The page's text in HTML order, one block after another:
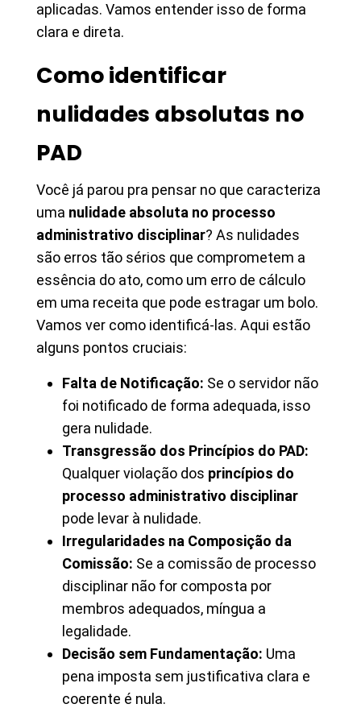
aplicadas. Vamos entender isso de forma
clara e direta.
Como identificar
nulidades absolutas no
PAD
Você já parou pra pensar no que caracteriza
uma nulidade absoluta no processo
administrativo disciplinar? As nulidades
são erros tão sérios que comprometem a
essência do ato, como um erro de cálculo
em uma receita que pode estragar um bolo.
Vamos ver como identificá-las. Aqui estão
alguns pontos cruciais:
Falta de Notificação: Se o servidor não
foi notificado de forma adequada, isso
gera nulidade.
Transgressão dos Princípios do PAD:
Qualquer violação dos princípios do
processo administrativo disciplinar
pode levar à nulidade.
Irregularidades na Composição da
Comissão: Se a comissão de processo
disciplinar não for composta por
membros adequados, míngua a
legalidade.
Decisão sem Fundamentação: Uma
pena imposta sem justificativa clara e
coerente é nula.